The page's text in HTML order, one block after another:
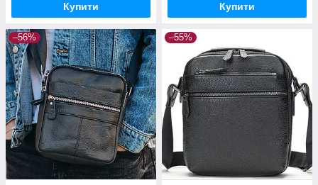
Купити Купити
–56% –55%